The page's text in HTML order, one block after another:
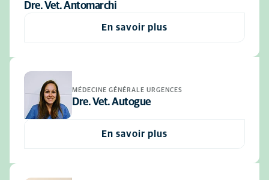
Dre. Vet. Antomarchi
En savoir plus
MÉDECINE GÉNÉRALE URGENCES
Dre. Vet. Autogue
En savoir plus